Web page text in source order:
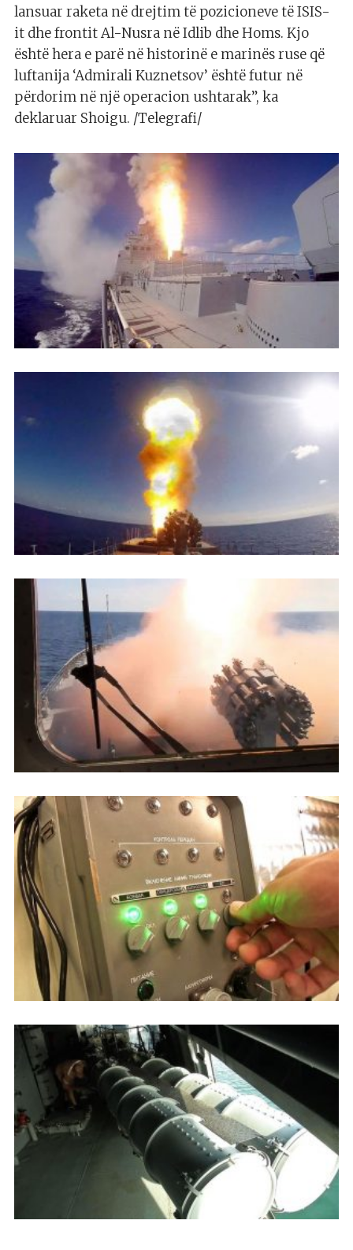
lansuar raketa në drejtim të pozicioneve të ISIS-
it dhe frontit Al-Nusra në Idlib dhe Homs. Kjo
është hera e parë në historinë e marinës ruse që
luftanija ‘Admirali Kuznetsov’ është futur në
përdorim në një operacion ushtarak”, ka
deklaruar Shoigu. /Telegrafi/